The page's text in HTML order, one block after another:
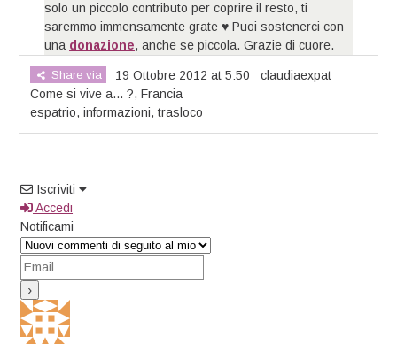
solo un piccolo contributo per coprire il resto, ti
saremmo immensamente grate ♥ Puoi sostenerci con
una donazione, anche se piccola. Grazie di cuore.
Share via
19 Ottobre 2012 at 5:50
Come si vive a... ?,Francia
espatrio,informazioni,trasloco
claudiaexpat
Iscriviti
Accedi
Notificami